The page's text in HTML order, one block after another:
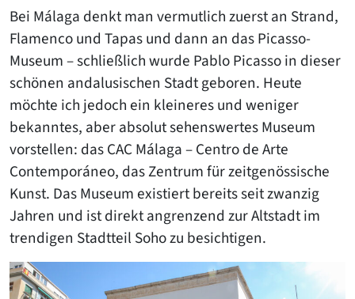
Bei Málaga denkt man vermutlich zuerst an Strand,
Flamenco und Tapas und dann an das Picasso-
Museum – schließlich wurde Pablo Picasso in dieser
schönen andalusischen Stadt geboren. Heute
möchte ich jedoch ein kleineres und weniger
bekanntes, aber absolut sehenswertes Museum
vorstellen: das CAC Málaga – Centro de Arte
Contemporáneo, das Zentrum für zeitgenössische
Kunst. Das Museum existiert bereits seit zwanzig
Jahren und ist direkt angrenzend zur Altstadt im
trendigen Stadtteil Soho zu besichtigen.